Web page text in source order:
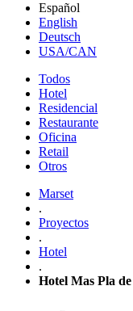
Español
English
Deutsch
USA/CAN
Todos
Hotel
Residencial
Restaurante
Oficina
Retail
Otros
Marset
.
Proyectos
.
Hotel
.
Hotel Mas Pla